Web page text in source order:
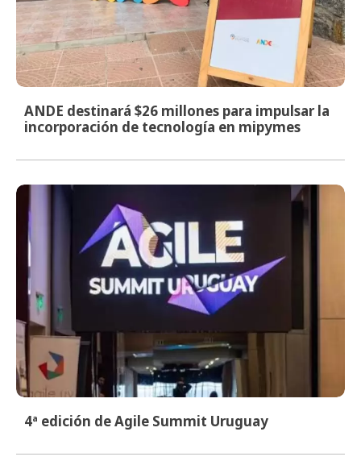
ANDE destinará $26 millones para impulsar la
incorporación de tecnología en mipymes
4ª edición de Agile Summit Uruguay